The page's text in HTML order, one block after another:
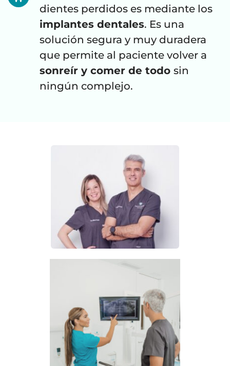
implantes dentales. Es una
solución segura y muy duradera
sonreír y comer de todo sin
ningún complejo.